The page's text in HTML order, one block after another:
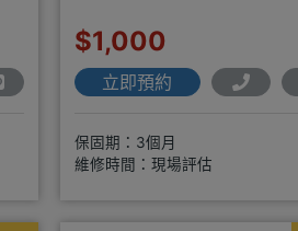
$1,000
立即預約
保固期：3個月
維修時間：現場評估